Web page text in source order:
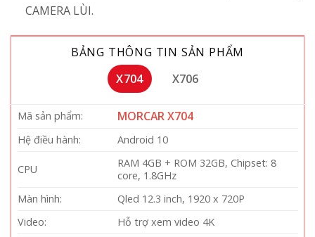
CAMERA LÙI.
BẢNG THÔNG TIN SẢN PHẨM
X704
X706
Mã sản phẩm: MORCAR X704
Hệ điều hành: Android 10
CPU
RAM 4GB + ROM 32GB, Chipset: 8
core, 1.8GHz
Màn hình:
Qled 12.3 inch, 1920 x 720P
Video:
Hỗ trợ xem video 4K